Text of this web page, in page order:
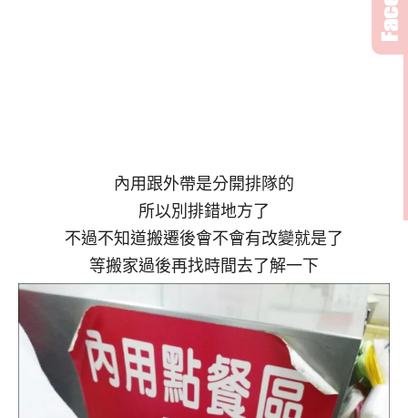
內用跟外帶是分開排隊的
所以別排錯地方了
不過不知道搬遷後會不會有改變就是了
等搬家過後再找時間去了解一下